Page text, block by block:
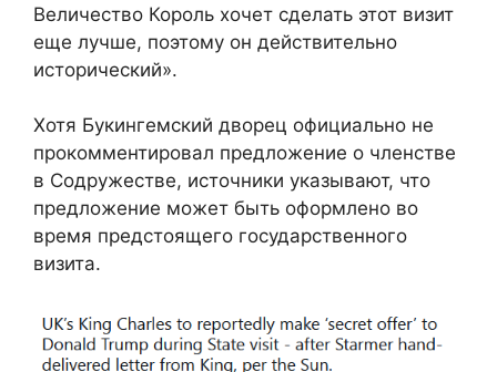
Величество Король хочет сделать этот визит
еще лучше, поэтому он действительно
исторический».
Хотя Букингемский дворец официально не
прокомментировал предложение о членстве
в Содружестве, источники указывают, что
предложение может быть оформлено во
время предстоящего государственного
визита.